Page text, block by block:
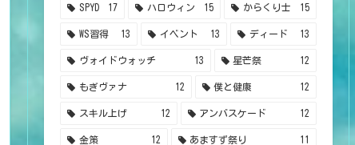
SPYD 17 ハロウィン 15 からくり士 15
WS習得 13 イベント 13 ディード 13
ヴォイドウォッチ 13 星芒祭 12
もぎヴァナ 12 僕と健康 12
スキル上げ 12 アンバスケード 12
金策 12 あますず祭り 11